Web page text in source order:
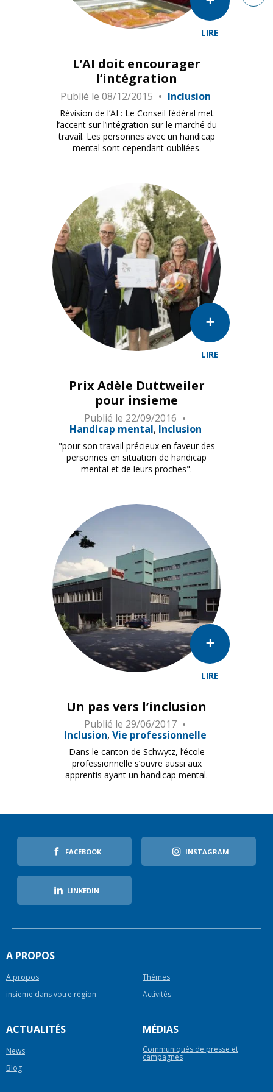
LIRE
L’AI doit encourager
l’intégration
Publié le 08/12/2015 Inclusion
Révision de l’AI : Le Conseil fédéral met
l’accent sur l’intégration sur le marché du
travail. Les personnes avec un handicap
mental sont cependant oubliées.
LIRE
Prix Adèle Duttweiler
pour insieme
Publié le 22/09/2016
Handicap mental Inclusion
"pour son travail précieux en faveur des
personnes en situation de handicap
mental et de leurs proches".
LIRE
Un pas vers l’inclusion
Publié le 29/06/2017
Inclusion Vie professionnelle
Dans le canton de Schwytz, l’école
professionnelle s’ouvre aussi aux
apprentis ayant un handicap mental.
FACEBOOK INSTAGRAM
LINKEDIN
A PROPOS
A propos
Thèmes
insieme dans votre région
Activités
ACTUALITÉS
News
Blog
MÉDIAS
Communiqués de presse et
campagnes